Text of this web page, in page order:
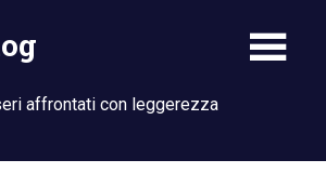
affrontati con leggerezza